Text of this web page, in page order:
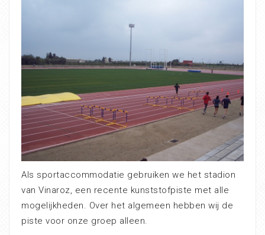
Als sportaccommodatie gebruiken we het stadion
van Vinaroz, een recente kunststofpiste met alle
mogelijkheden. Over het algemeen hebben wij de
piste voor onze groep alleen.